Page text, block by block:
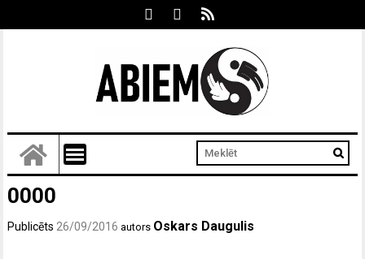
0000
Publicēts 26/09/2016 autors Oskars Daugulis